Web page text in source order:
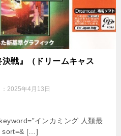
決戦』（ドリームキャス
2025年4月13日
インカミング 人類最
sort=& […]